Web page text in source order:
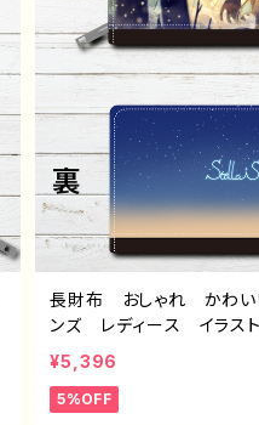
長財布 おしゃれ かわ
ンズ レディース イラス
い イケメン ショタ
美しい 景色 おすすめ
ストレーター クリエイ
¥5,396
5%OFF